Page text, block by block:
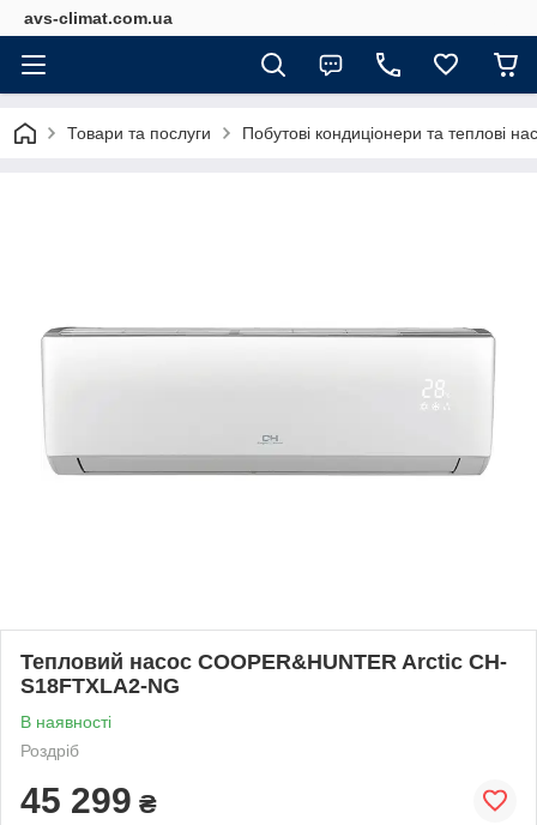
avs-climat.com.ua
Товари та послуги Побутові кондиціонери та теплові
Тепловий насос COOPER&HUNTER Arctic CH-
S18FTXLA2-NG
В наявності
Роздріб
45 299 ₴